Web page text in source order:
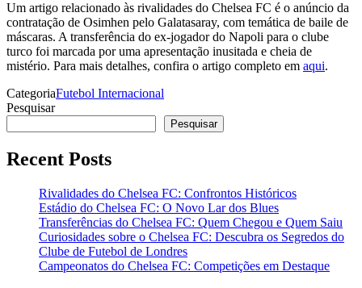
Um artigo relacionado às rivalidades do Chelsea FC é o anúncio da
contratação de Osimhen pelo Galatasaray, com temática de baile de
máscaras. A transferência do ex-jogador do Napoli para o clube
turco foi marcada por uma apresentação inusitada e cheia de
mistério. Para mais detalhes, confira o artigo completo em aqui.
CategoriaFutebol Internacional
Pesquisar
Pesquisar
Recent Posts
Rivalidades do Chelsea FC: Confrontos Históricos
Estádio do Chelsea FC: O Novo Lar dos Blues
Transferências do Chelsea FC: Quem Chegou e Quem Saiu
Curiosidades sobre o Chelsea FC: Descubra os Segredos do
Clube de Futebol de Londres
Campeonatos do Chelsea FC: Competições em Destaque